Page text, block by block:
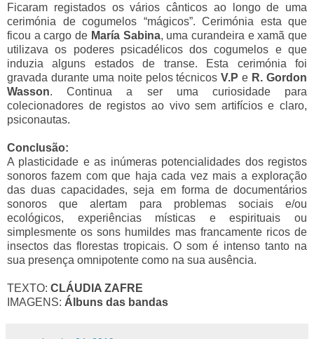
Ficaram registados os vários cânticos ao longo de uma
cerimónia de cogumelos “mágicos”. Cerimónia esta que
ficou a cargo de María Sabina, uma curandeira e xamã que
utilizava os poderes psicadélicos dos cogumelos e que
induzia alguns estados de transe. Esta cerimónia foi
gravada durante uma noite pelos técnicosV.Pe R. Gordon
Wasson. Continua a ser uma curiosidade para
colecionadores de registos ao vivo sem artifícios e claro,
psiconautas.
Conclusão:
A plasticidade e as inúmeras potencialidades dos registos
sonoros fazem com que haja cada vez mais a exploração
das duas capacidades, seja em forma de documentários
sonoros que alertam para problemas sociais e/ou
ecológicos, experiências místicas e espirituais ou
simplesmente os sons humildes mas francamente ricos de
insectos das florestas tropicais. O som é intenso tanto na
sua presença omnipotente como na sua ausência.
TEXTO: CLÁUDIA ZAFRE
IMAGENS: Álbuns das bandas